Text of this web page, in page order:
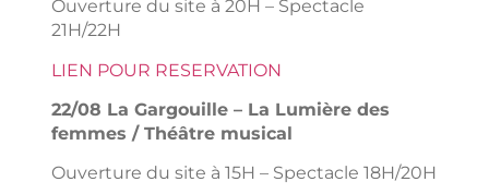
Ouverture du site à 20H – Spectacle
21H/22H
LIEN POUR RESERVATION
22/08 La Gargouille – La Lumière des
femmes / Théâtre musical
Ouverture du site à 15H – Spectacle 18H/20H